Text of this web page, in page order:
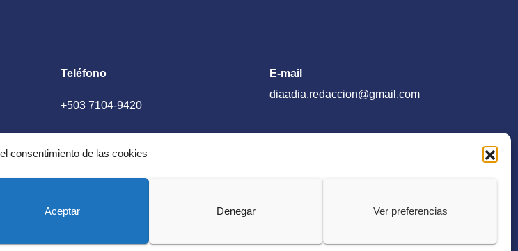
consentimiento de las cookies
Aceptar Denegar Ver preferencias
Teléfono
+503 7104-9420
E-mail
diaadia.redaccion@gmail.com